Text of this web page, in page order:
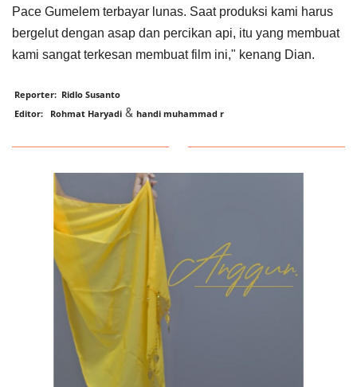
Pace Gumelem terbayar lunas. Saat produksi kami harus
bergelut dengan asap dan percikan api, itu yang membuat
kami sangat terkesan membuat film ini," kenang Dian.
Reporter: Ridlo Susanto
Editor: Rohmat Haryadi & handi muhammad r